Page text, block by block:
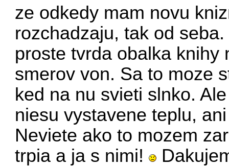
ze odkedy mam novu
rozchadzaju, tak od
proste tvrda obalka knihy
smerov von. Sa to moze
ked na nu svieti slnko.
niesu vystavene teplu,
Neviete ako to mozem
trpia a ja s nimi!